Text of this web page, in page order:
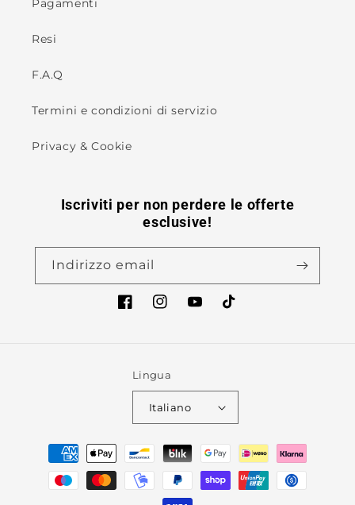
Pagamenti
Resi
F.A.Q
Termini e condizioni di servizio
Privacy & Cookie
Iscriviti per non perdere le offerte
esclusive!
Indirizzo email
FacebookInstagramYouTubeTikTok
Lingua
Italiano
Metodi
pagamento